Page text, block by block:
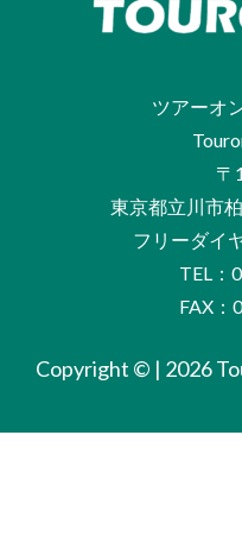
ツアーオ
〒
東京都立川市
フリーダイ
TEL：
FAX：
Copyright © | 2026